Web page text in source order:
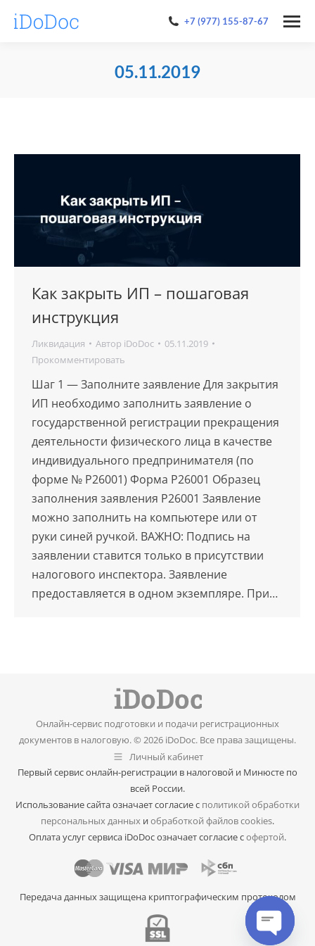
+7 (977) 155-87-67
05.11.2019
Как закрыть ИП – пошаговая
инструкция
Ликвидация Автор iDoDoc
05.11.2019
Прокомментировать
Шаг 1 — Заполните заявление Для закрытия
ИП необходимо заполнить заявление о
государственной регистрации прекращения
деятельности физического лица в качестве
индивидуального предпринимателя (по
форме № Р26001) Форма Р26001 Образец
заполнения заявления Р26001 Заявление
можно заполнить на компьютере или от
руки синей ручкой. ВАЖНО: Подпись на
заявлении ставится только в присутствии
налогового инспектора. Заявление
предоставляется в одном экземпляре. При…
Онлайн-сервис подготовки и подачи регистрационных
документов в налоговую. © 2026 iDoDoc. Все права защищены.
Личный кабинет
Первый сервис онлайн-регистрации в налоговой и Минюсте по
всей России.
Использование сайта означает согласие с политикой обработки
персональных данных иобработкой файлов cookies.
Оплата услуг сервиса iDoDoc означает согласие софертой.
Передача данных защищена криптографическим протоколом